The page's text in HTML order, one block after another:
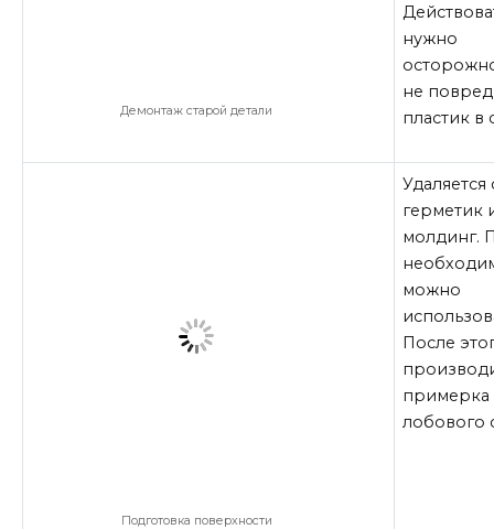
Демонтаж старой детали
нужно
не
пластик в
Подготовка поверхности
Удаляется
герметик
молдинг.
можно
После
примерка
лобового